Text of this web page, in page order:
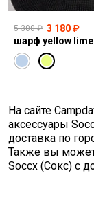
5 300 ₽ 3 180 ₽
шарф yellow lime
На сайте
аксессуары
доставка по
Также вы
Soccx (Сокс) с